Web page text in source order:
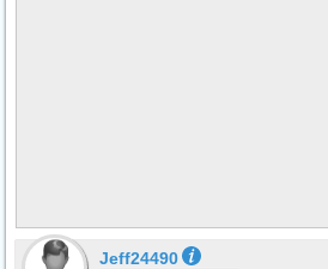
Jeff24490